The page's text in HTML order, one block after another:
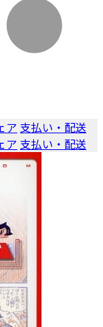
ア 支払い・配送
ア 支払い・配送